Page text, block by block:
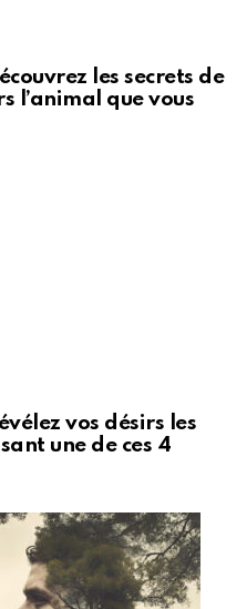
les secrets de
l’animal que vous
vos désirs les
une de ces 4